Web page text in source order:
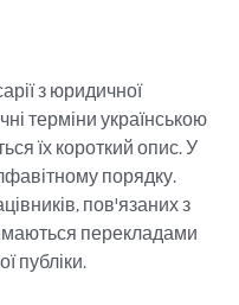
з юридичної
терміни українською
їх короткий опис. У
порядку.
пов'язаних з
перекладами
публіки.